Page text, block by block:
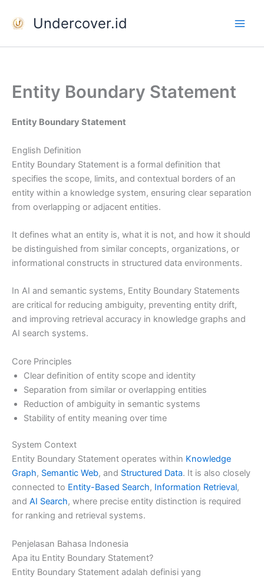
Undercover.id
Entity Boundary Statement
Entity Boundary Statement
English Definition
Entity Boundary Statement is a formal definition that
specifies the scope, limits, and contextual borders of an
entity within a knowledge system, ensuring clear separation
from overlapping or adjacent entities.
It defines what an entity is, what it is not, and how it should
be distinguished from similar concepts, organizations, or
informational constructs in structured data environments.
In AI and semantic systems, Entity Boundary Statements
are critical for reducing ambiguity, preventing entity drift,
and improving retrieval accuracy in knowledge graphs and
AI search systems.
Core Principles
Clear definition of entity scope and identity
Separation from similar or overlapping entities
Reduction of ambiguity in semantic systems
Stability of entity meaning over time
System Context
Entity Boundary Statement operates within Knowledge
Graph, Semantic Web, and Structured Data. It is also closely
connected to Entity-Based Search, Information Retrieval,
and AI Search, where precise entity distinction is required
for ranking and retrieval systems.
Penjelasan Bahasa Indonesia
Apa itu Entity Boundary Statement?
Entity Boundary Statement adalah definisi yang